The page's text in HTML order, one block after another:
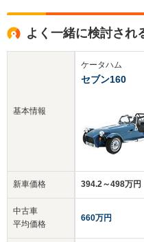
よく一緒に検討され
基本情報
新車価格
中古車
平均価格
ケータハム
セブン160
394.2～498万円
660万円